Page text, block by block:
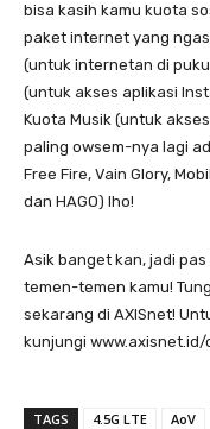
bisa kasih kamu kuota
paket internet yang
(untuk internetan di
(untuk akses aplikasi
Kuota Musik (untuk
paling owsem-nya lagi
Free Fire, Vain Glory,
dan HAGO) lho!
Asik banget kan, jadi
temen-temen kamu!
sekarang di AXISnet!
kunjungi www.axisnet.id/
TAGS 4.5G LTE AoV